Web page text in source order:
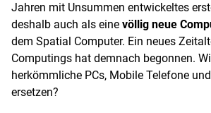
Jahren mit Unsummen entwickeltes
deshalb auch als eine völlig neue
dem Spatial Computer. Ein neues
Computings hat demnach begonnen.
herkömmliche PCs, Mobile Telefone
ersetzen?